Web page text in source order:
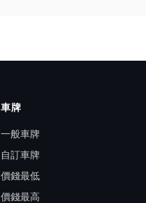
車牌
一般車牌
自訂車牌
價錢最低
價錢最高